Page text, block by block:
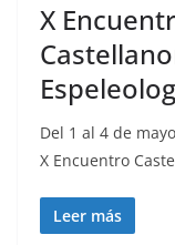
X
Del 1 al 4 de
X Encuentro
Leer más